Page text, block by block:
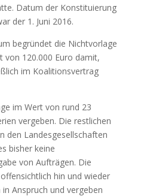
Datum der Konstituierung
der 1. Juni 2016.
begründet die Nichtvorlage
von 120.000 Euro damit,
im Koalitionsvertrag
im Wert von rund 23
vergeben. Die restlichen
den Landesgesellschaften
bisher keine
von Aufträgen. Die
hin und wieder
Anspruch und vergeben